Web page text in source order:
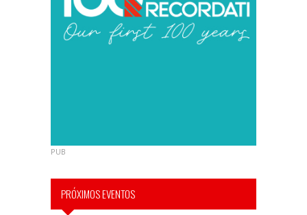
PUB
PRÓXIMOS EVENTOS